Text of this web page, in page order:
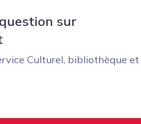
sur
Culturel, bibliothèque et